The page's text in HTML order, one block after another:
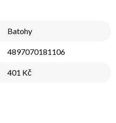
Batohy
4897070181106
401 Kč